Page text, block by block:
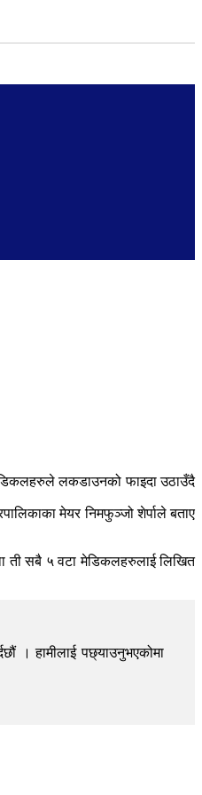
लकडाउनको फाइदा उठाउँदै
मेयर निमफुञ्जो शेर्पाले बताए
ती सबै ५ वटा मेडिकलहरुलाई लिखित
। हामीलाई पछ्याउनुभएकोमा